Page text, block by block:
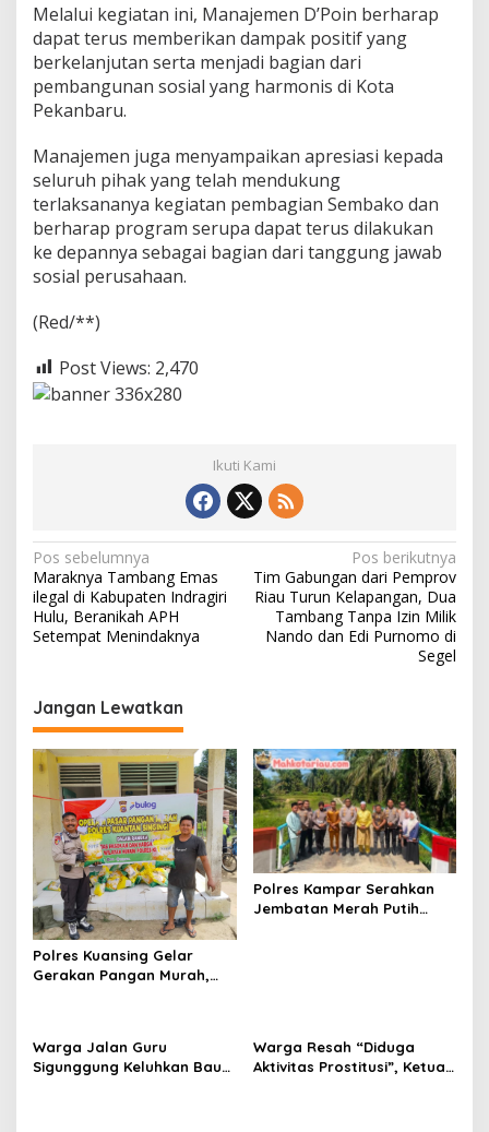
Melalui kegiatan ini, Manajemen D’Poin berharap
dapat terus memberikan dampak positif yang
berkelanjutan serta menjadi bagian dari
pembangunan sosial yang harmonis di Kota
Pekanbaru.
Manajemen juga menyampaikan apresiasi kepada
seluruh pihak yang telah mendukung
terlaksananya kegiatan pembagian Sembako dan
berharap program serupa dapat terus dilakukan
ke depannya sebagai bagian dari tanggung jawab
sosial perusahaan.
(Red/**)
Post Views: 2,470
Ikuti Kami
N
a
v
a
s
i
p
o
s
Pos sebelumnya
Maraknya Tambang Emas
ilegal di Kabupaten Indragiri
Hulu, Beranikah APH
Setempat Menindaknya
Pos berikutnya
Tim Gabungan dari Pemprov
Riau Turun Kelapangan, Dua
Tambang Tanpa Izin Milik
Nando dan Edi Purnomo di
Segel
Jangan Lewatkan
Polres Kuansing Gelar
Gerakan Pangan Murah,
Polres Kampar Serahkan
Jembatan Merah Putih
Warga Jalan Guru
Sigunggung Keluhkan Bau
Warga Resah “Diduga
Aktivitas Prostitusi”, Ketua